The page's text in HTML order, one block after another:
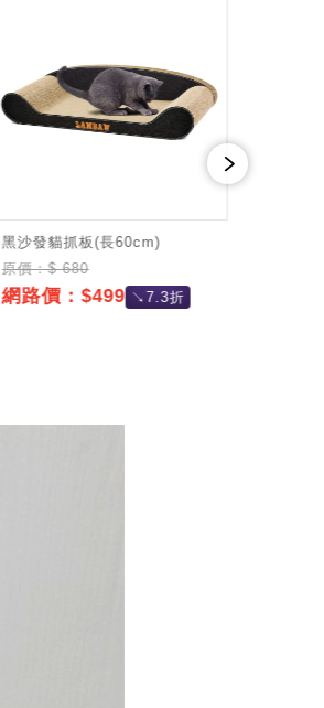
黑沙發貓抓板(長60cm)
原價：$ 680
網路價：$499 ↘7.3折